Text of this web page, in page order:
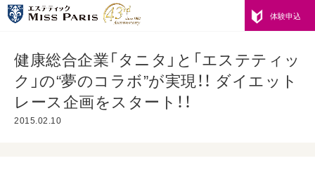
体験申込
健康総合企業「タニタ」と「エステティッ
ク」の“夢のコラボ”が実現！！ ダイエット
レース企画をスタート！！
2015.02.10